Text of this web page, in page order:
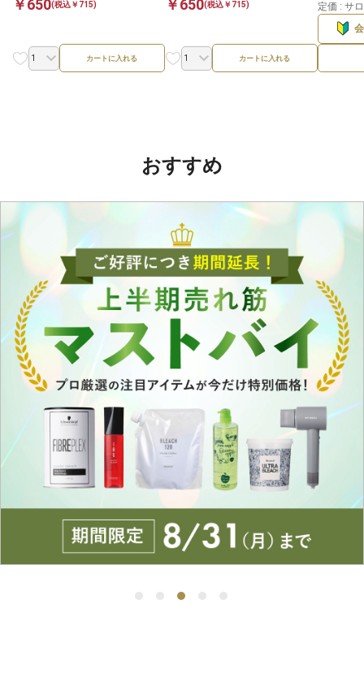
￥650(税込￥715)
カートに入れる
￥650(税込￥715)
カートに入れる
定価 : サ
おすすめ